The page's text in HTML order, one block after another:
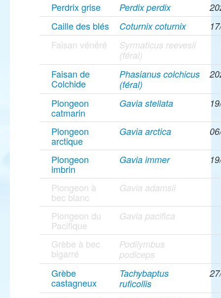
Perdrix grise Perdix perdix
Caille des blés Coturnix coturnix
Faisan vénéré
Syrmaticus reevesii
(féral)
Faisan de
Colchide
Phasianus colchicus
(féral)
Plongeon
catmarin
Gavia stellata
Plongeon
arctique
Gavia arctica
Plongeon
imbrin
Gavia immer
Plongeon à
bec blanc
Gavia adamsii
Plongeon du
Pacifique
Gavia pacifica
Grèbe à bec
bigarré
Podilymbus
podiceps
Grèbe
castagneux
Tachybaptus
ruficollis